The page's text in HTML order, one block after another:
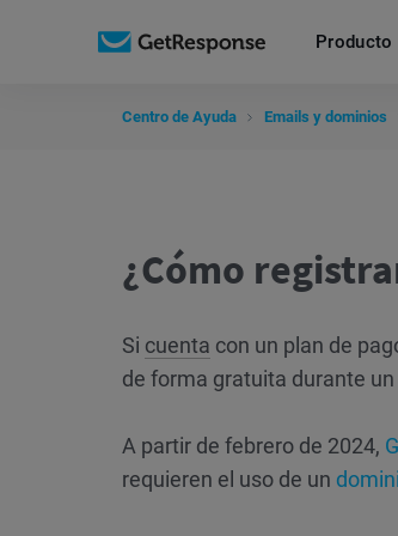
Producto
Centro de Ayuda Emails y dominios
¿Cómo
Si cuenta con un plan de
de forma gratuita durante un
A partir de febrero de 2024,
requieren el uso de un